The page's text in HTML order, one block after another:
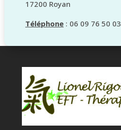
17200 Royan
Téléphone : 06 09 76 50 03